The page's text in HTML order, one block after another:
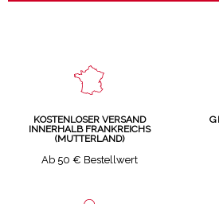
KOSTENLOSER VERSAND
INNERHALB FRANKREICHS
(MUTTERLAND)
Ab 50 € Bestellwert